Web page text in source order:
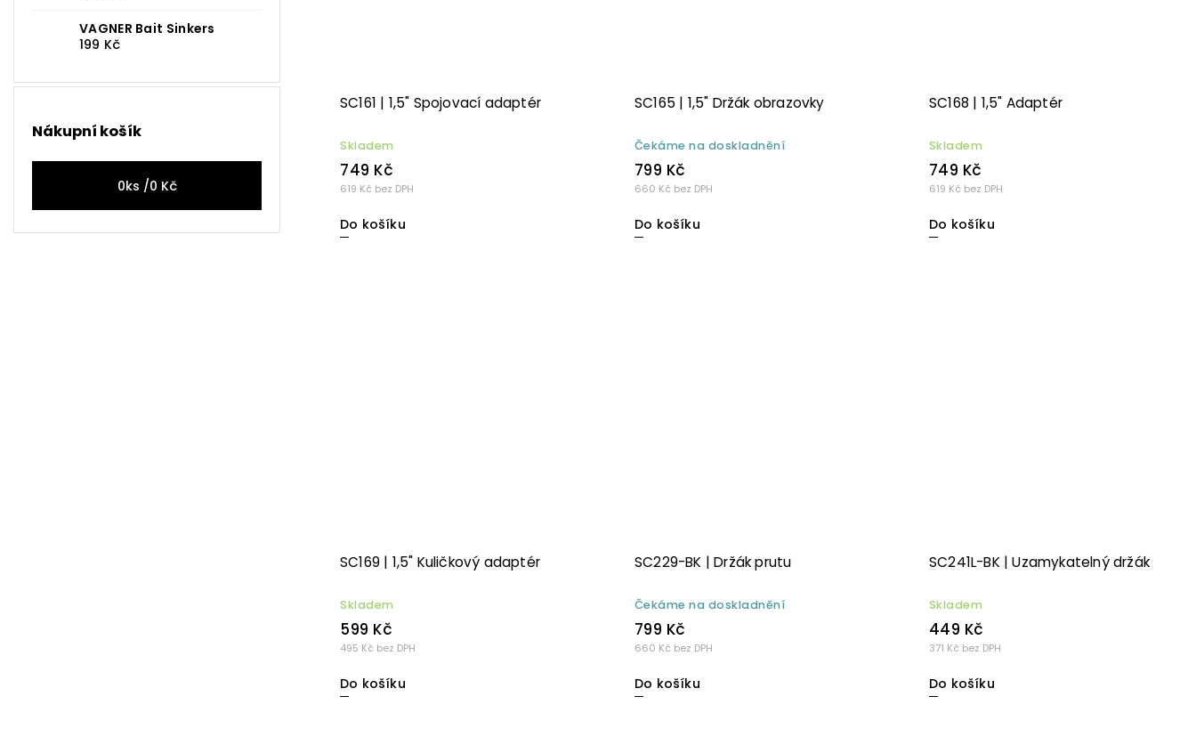
VAGNER Bait Sinkers
199 Kč
Nákupní košík
0ks /0 Kč
SC161 | 1,5" Spojovací adaptér
Skladem
619 Kč bez DPH
749 Kč
Do košíku
SC165 | 1,5" Držák obrazovky
Čekáme na doskladnění
660 Kč bez DPH
799 Kč
Do košíku
SC168 | 1,5" Adaptér
Skladem
619 Kč bez DPH
749 Kč
Do košíku
SC169 | 1,5" Kuličkový adaptér
Skladem
495 Kč bez DPH
599 Kč
Do košíku
SC229-BK | Držák prutu
Čekáme na doskladnění
660 Kč bez DPH
799 Kč
Do košíku
SC241L-BK | Uzamykatelný držák
Skladem
371 Kč bez DPH
449 Kč
Do košíku